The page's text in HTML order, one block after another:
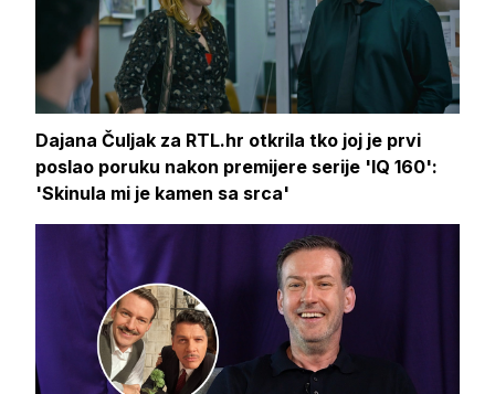
Dajana Čuljak za RTL.hr otkrila tko joj je prvi
poslao poruku nakon premijere serije 'IQ 160':
'Skinula mi je kamen sa srca'